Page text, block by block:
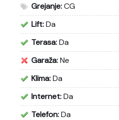
Grejanje:CG
Lift:Da
Terasa:Da
Garaža:Ne
Klima:Da
Internet:Da
Telefon:Da